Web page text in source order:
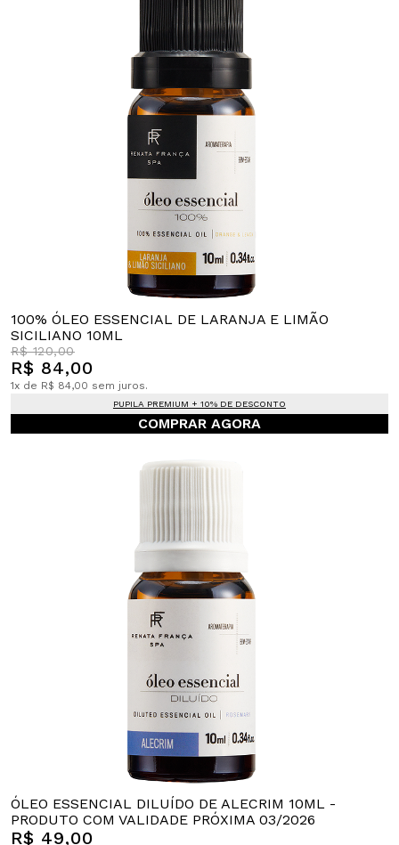
100% ÓLEO ESSENCIAL DE LARANJA E LIMÃO
SICILIANO 10ML
R$ 120,00
R$ 84,00
1x de R$ 84,00 sem juros.
PUPILA PREMIUM + 10% DE DESCONTO
COMPRAR AGORA
ÓLEO ESSENCIAL DILUÍDO DE ALECRIM 10ML -
PRODUTO COM VALIDADE PRÓXIMA 03/2026
R$ 49,00